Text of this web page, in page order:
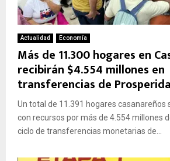
Actualidad Economía
Más de 11.300 hogares en
recibirán $4.554 millones en
transferencias de
Un total de 11.391 hogares casanareños
con recursos por más de 4.554 millones
ciclo de transferencias monetarias de...